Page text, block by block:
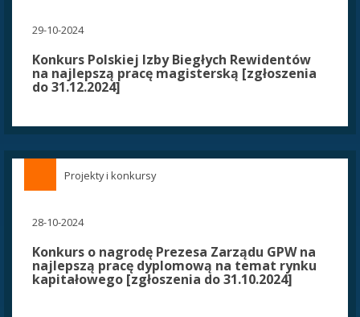
29-10-2024
Konkurs Polskiej Izby Biegłych Rewidentów
na najlepszą pracę magisterską [zgłoszenia
do 31.12.2024]
28-10-2024
Konkurs o nagrodę Prezesa Zarządu GPW na
najlepszą pracę dyplomową na temat rynku
kapitałowego [zgłoszenia do 31.10.2024]
Projekty i konkursy